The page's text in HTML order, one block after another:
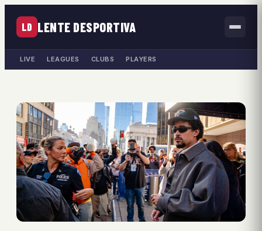
LD LENTE DESPORTIVA
LIVE LEAGUES CLUBS PLAYERS